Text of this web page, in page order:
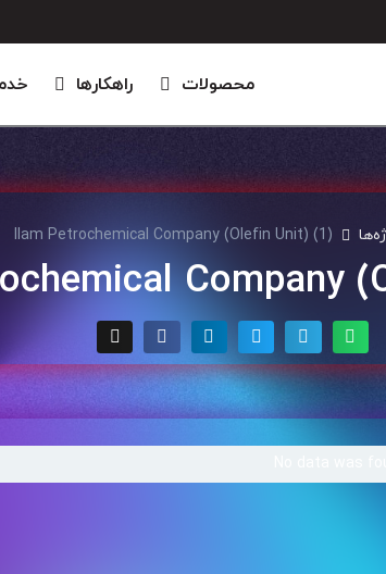
محصولات راهکارها
Ilam Petrochemical Company (Olefin Unit) (1)
Company